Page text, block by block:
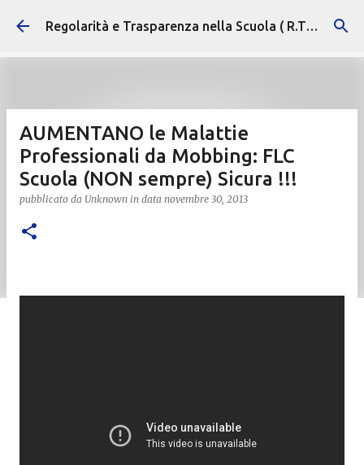
Passa ai contenuti principali Regolarità e Trasparenza nella Scuola ( R.T.S. )
AUMENTANO le Malattie
Professionali da Mobbing: FLC
Scuola (NON sempre) Sicura !!!
pubblicato da Unknown in data novembre 30, 2013